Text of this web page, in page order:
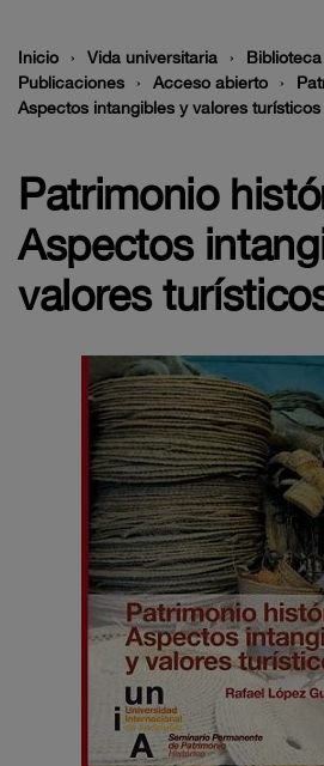
Inicio Vida universitaria
Publicaciones
Acceso abierto
Aspectos intangibles y valores turísticos
Patrimonio
Aspectos
valores